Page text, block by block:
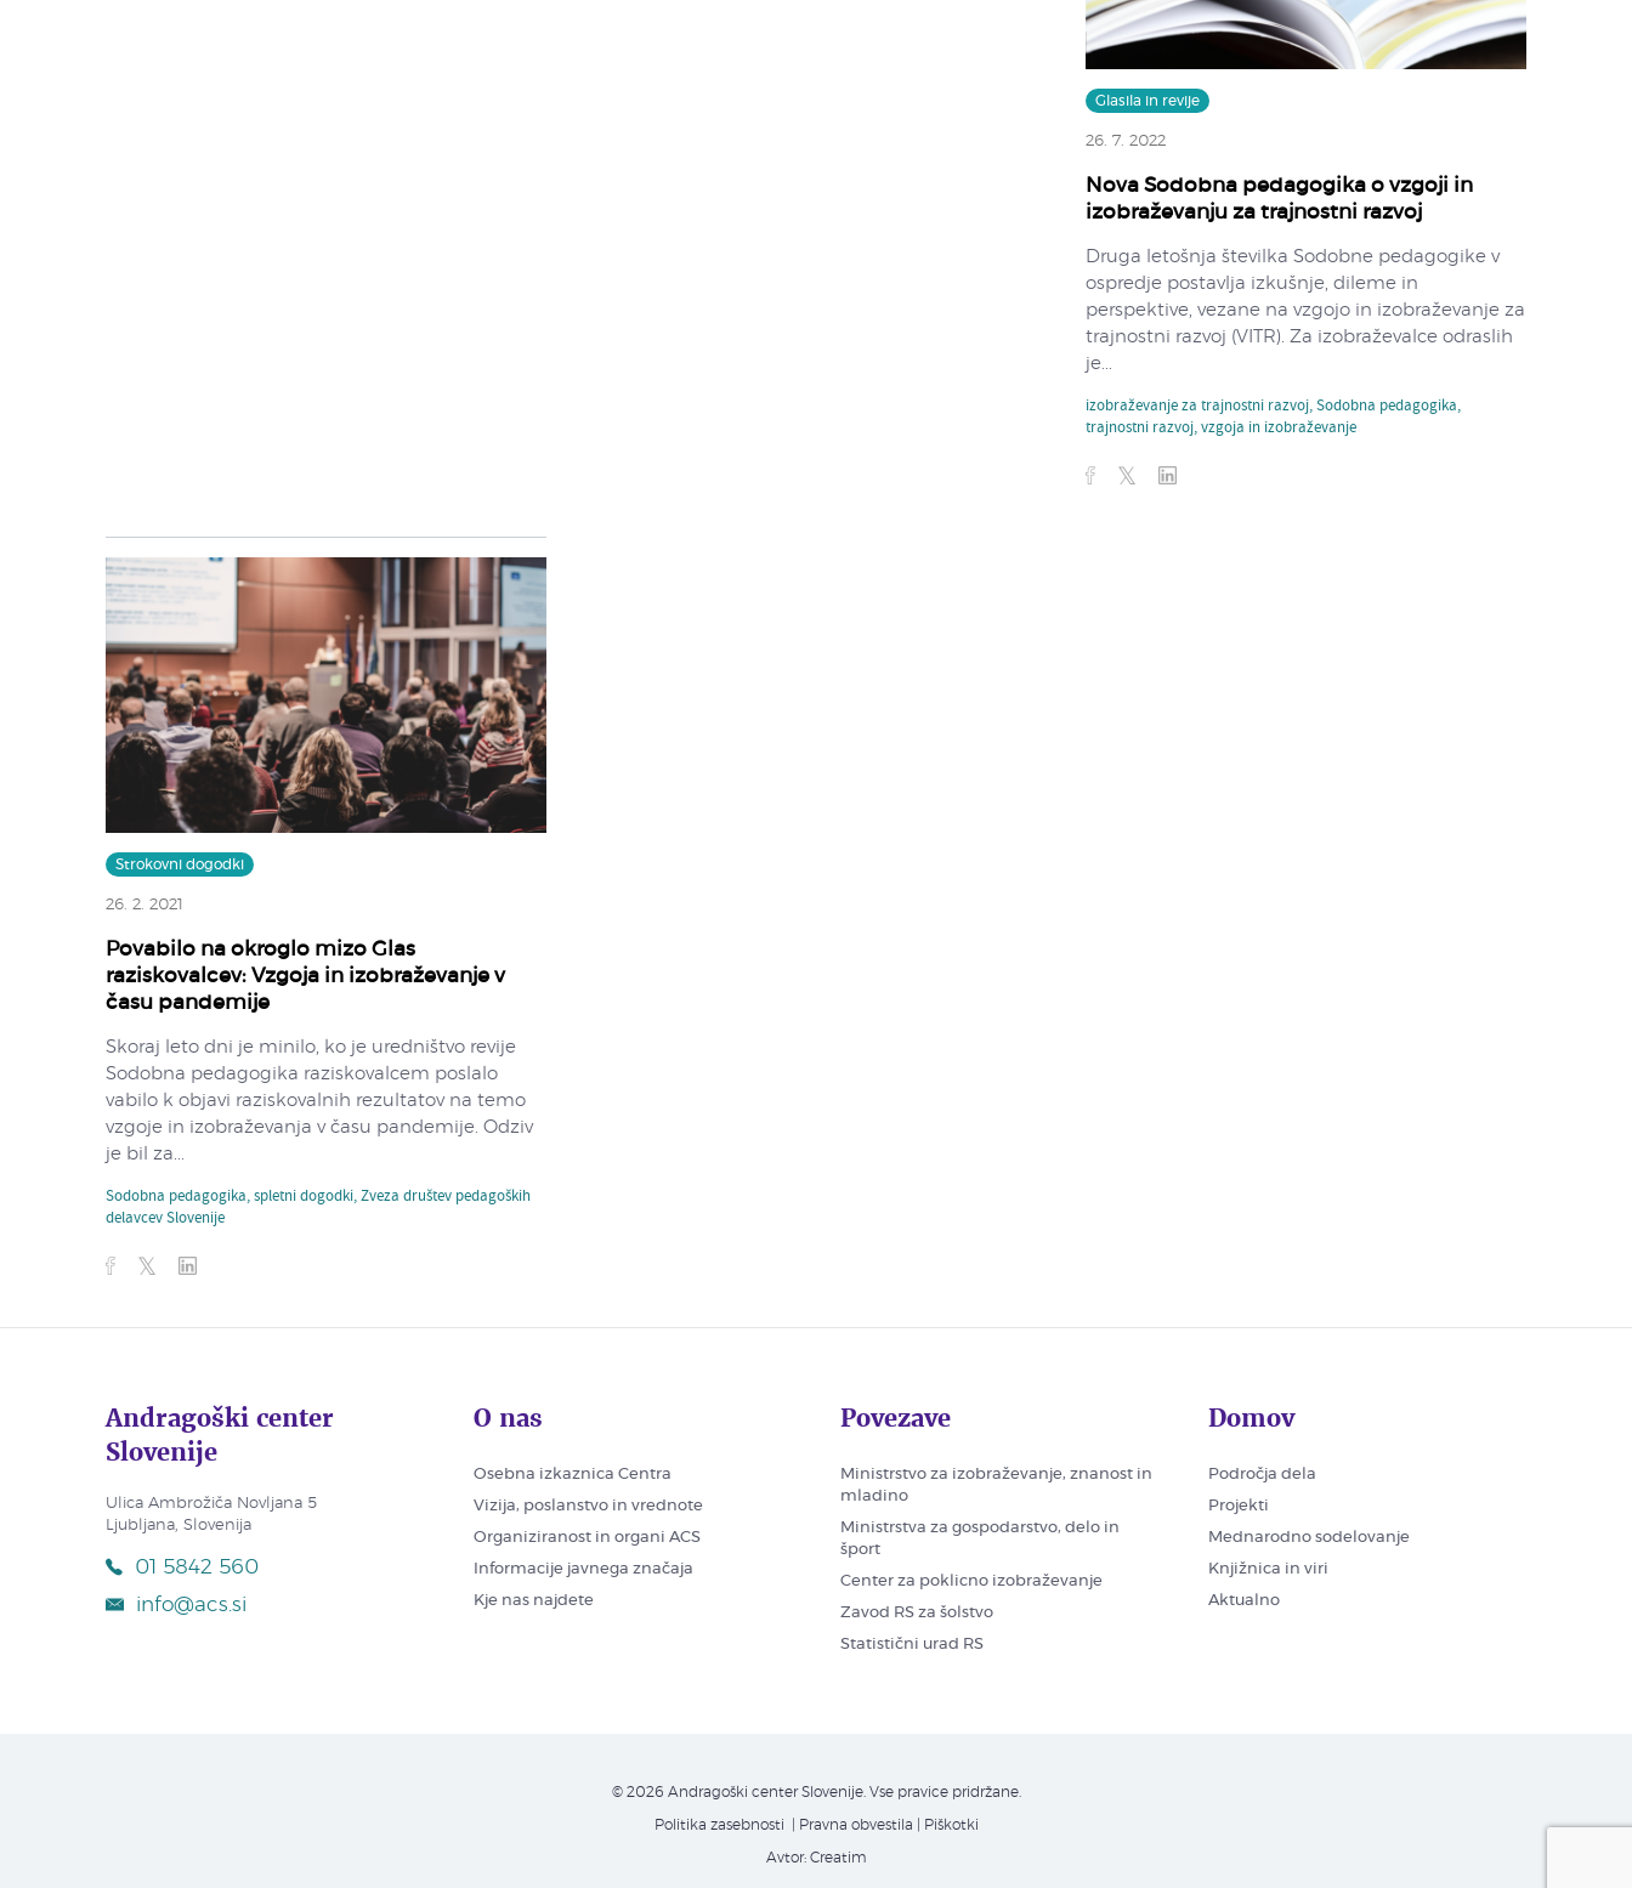
Glasila in revije
26. 7. 2022
Nova Sodobna pedagogika o vzgoji in
izobraževanju za trajnostni razvoj
Druga letošnja številka Sodobne pedagogike v
ospredje postavlja izkušnje, dileme in
perspektive, vezane na vzgojo in izobraževanje za
trajnostni razvoj (VITR). Za izobraževalce odraslih
je...
izobraževanje za trajnostni razvoj,Sodobna pedagogika,
trajnostni razvoj,vzgoja in izobraževanje
Strokovni dogodki
26. 2. 2021
Povabilo na okroglo mizo Glas
raziskovalcev: Vzgoja in izobraževanje v
času pandemije
Skoraj leto dni je minilo, ko je uredništvo revije
Sodobna pedagogika raziskovalcem poslalo
vabilo k objavi raziskovalnih rezultatov na temo
vzgoje in izobraževanja v času pandemije. Odziv
je bil za...
Sodobna pedagogika,spletni dogodki,Zveza društev pedagoških
delavcev Slovenije
Andragoški center
Slovenije
Ulica Ambrožiča Novljana 5
Ljubljana, Slovenija
01 5842 560
info@acs.si
O nas
Osebna izkaznica Centra
Vizija, poslanstvo in vrednote
Organiziranost in organi ACS
Informacije javnega značaja
Kje nas najdete
Povezave
Ministrstvo za izobraževanje, znanost in
mladino
Ministrstva za gospodarstvo, delo in
šport
Center za poklicno izobraževanje
Zavod RS za šolstvo
Statistični urad RS
Domov
Področja dela
Projekti
Mednarodno sodelovanje
Knjižnica in viri
Aktualno
© 2026 Andragoški center Slovenije. Vse pravice pridržane.
Politika zasebnosti | Pravna obvestila Piškotki
Avtor: Creatim